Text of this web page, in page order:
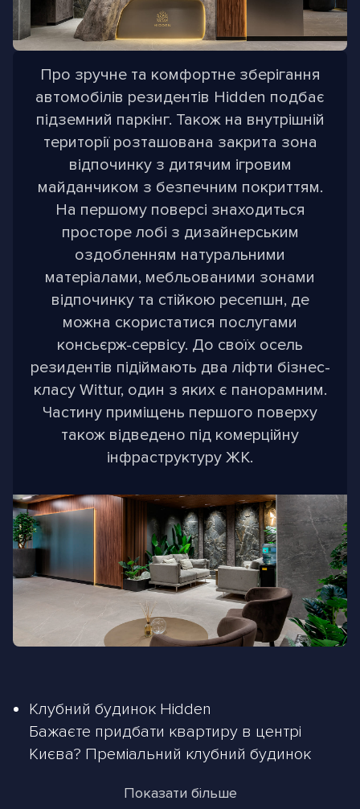
Про зручне та комфортне зберігання
автомобілів резидентів Hidden подбає
підземний паркінг. Також на внутрішній
території розташована закрита зона
відпочинку з дитячим ігровим
майданчиком з безпечним покриттям.
На першому поверсі знаходиться
просторе лобі з дизайнерським
оздобленням натуральними
матеріалами, мебльованими зонами
відпочинку та стійкою ресепшн, де
можна скористатися послугами
консьєрж-сервісу. До своїх осель
резидентів підіймають два ліфти бізнес-
класу Wittur, один з яких є панорамним.
Частину приміщень першого поверху
також відведено під комерційну
інфраструктуру ЖК.
Клубний будинок Hidden
Бажаєте придбати квартиру в центрі
Києва? Преміальний клубний будинок
вам великий вибір планувань житла у
Показати більше